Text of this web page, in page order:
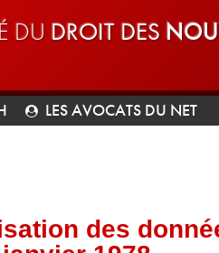
DU DROIT DES
LES AVOCATS DU NET
des